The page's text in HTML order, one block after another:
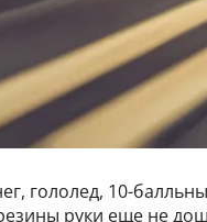
гололед, 10-
руки еще не